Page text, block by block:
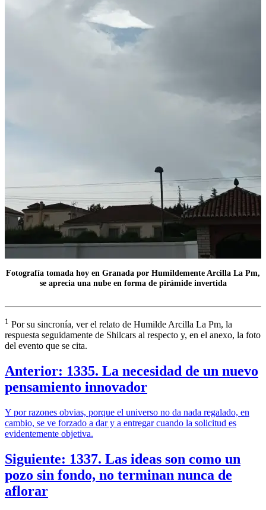
Fotografía tomada hoy en Granada por Humildemente Arcilla La Pm,
se aprecia una nube en forma de pirámide invertida
1 Por su sincronía, ver el relato de Humilde Arcilla La Pm, la
respuesta seguidamente de Shilcars al respecto y, en el anexo, la foto
del evento que se cita.
Anterior: 1335. La necesidad de un nuevo
pensamiento innovador
Y por razones obvias, porque el universo no da nada regalado, en
cambio, se ve forzado a dar y a entregar cuando la solicitud es
evidentemente objetiva.
Siguiente: 1337. Las ideas son como un
pozo sin fondo, no terminan nunca de
aflorar